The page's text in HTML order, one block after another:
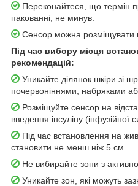
Переконайтеся, що термін
пакованні, не минув.
Сенсор можна розміщувати
Під час вибору місця
рекомендацій:
Уникайте ділянок шкіри зі
почервоніннями, набряками
Розміщуйте сенсор на
введення інсуліну (інфузійної
Під час встановлення на
становити не менш ніж 5 см.
Не вибирайте зони з
Уникайте зон, які можуть